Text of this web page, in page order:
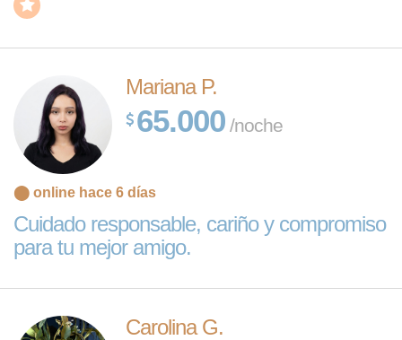
Mariana P.
65.000 /noche
⬤ online hace 6 días
Cuidado responsable, cariño y compromiso
para tu mejor amigo.
Carolina G.